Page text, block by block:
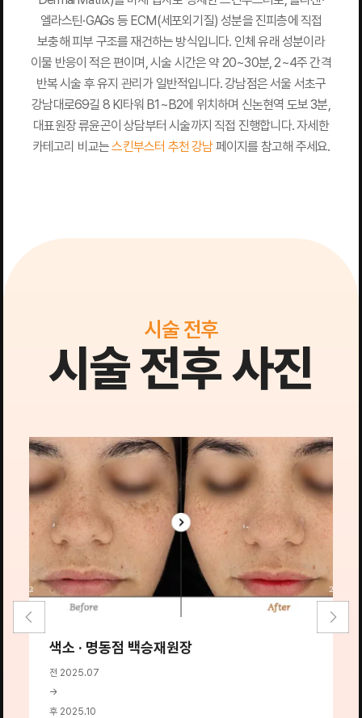
엘라스틴·GAGs 등 ECM(세포외기질) 성분을 진피층에 직접
보충해 피부 구조를 재건하는 방식입니다. 인체 유래 성분이라
이물 반응이 적은 편이며, 시술 시간은 약 20~30분, 2~4주 간격
반복 시술 후 유지 관리가 일반적입니다. 강남점은 서울 서초구
강남대로69길 8 KI타워 B1~B2에 위치하며 신논현역 도보 3분,
대표원장 류윤곤이 상담부터 시술까지 직접 진행합니다. 자세한
카테고리 비교는스킨부스터 추천 강남페이지를 참고해 주세요.
시술 전후
시술 전후 사진
색소 · 명동점 백승재원장
전 2025.07
→
후 2025.10